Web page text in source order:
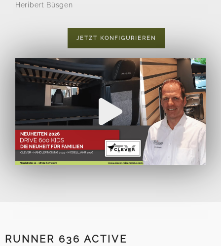
Heribert Büsgen
JETZT KONFIGURIEREN
RUNNER 636 ACTIVE